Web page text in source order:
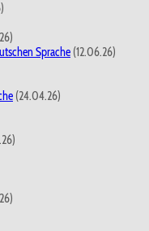
Sprache (12.06.26)
(24.04.26)